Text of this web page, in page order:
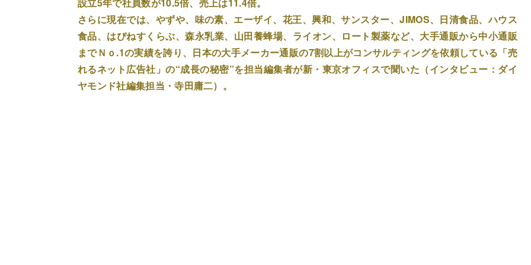
さらに現在では、やずや、味の素、エーザイ、花王、興和、サンスター、JIMOS、日清食品、ハウス
食品、はぴねすくらぶ、森永乳業、山田養蜂場、ライオン、ロート製薬など、大手通販から中小通販
までＮｏ.1の実績を誇り、日本の大手メーカー通販の7割以上がコンサルティングを依頼している「売
れるネット広告社」の“成長の秘密”を担当編集者が新・東京オフィスで聞いた（インタビュー：ダイ
ヤモンド社編集担当・寺田庸二）。